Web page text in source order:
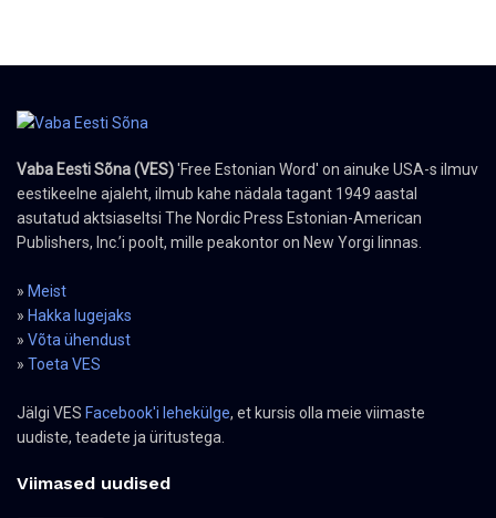
Vaba Eesti Sõna (VES)'Free Estonian Word' on ainuke USA-s ilmuv
eestikeelne ajaleht, ilmub kahe nädala tagant 1949 aastal
asutatud aktsiaseltsi The Nordic Press Estonian-American
Publishers, Inc.’i poolt, mille peakontor on New Yorgi linnas.
» Meist
» Hakka lugejaks
» Võta ühendust
» Toeta VES
Jälgi VES Facebook'i lehekülge, et kursis olla meie viimaste
uudiste, teadete ja üritustega.
Viimased uudised